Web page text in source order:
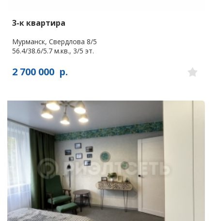
3-к квартира
Мурманск, Свердлова 8/5
56.4/38.6/5.7 м.кв., 3/5 эт.
2 700 000 р.